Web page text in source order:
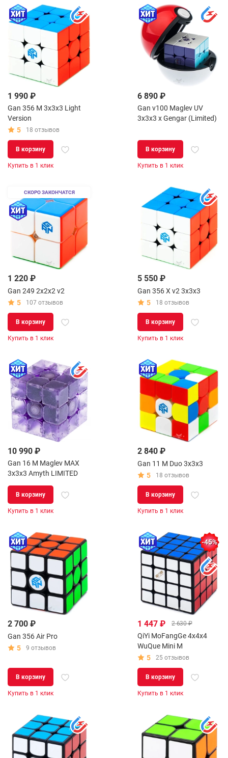
1 990 ₽
Gan 356 M 3x3x3 Light
Version
5
18 отзывов
В корзину
Купить в 1 клик
6 890 ₽
Gan v100 Maglev UV
3x3x3 x Gengar (Limited)
В корзину
Купить в 1 клик
СКОРО ЗАКОНЧАТСЯ
1 220 ₽
Gan 249 2x2x2 v2
5
107 отзывов
В корзину
Купить в 1 клик
5 550 ₽
Gan 356 X v2 3x3x3
5
18 отзывов
В корзину
Купить в 1 клик
10 990 ₽
Gan 16 M Maglev MAX
3x3x3 Amyth LIMITED
В корзину
Купить в 1 клик
2 840 ₽
Gan 11 M Duo 3x3x3
5
18 отзывов
В корзину
Купить в 1 клик
2 700 ₽
Gan 356 Air Pro
5
9 отзывов
В корзину
Купить в 1 клик
-45%
1 447 ₽ 2 630 ₽
QiYi MoFangGe 4x4x4
WuQue Mini M
5
25 отзывов
В корзину
Купить в 1 клик